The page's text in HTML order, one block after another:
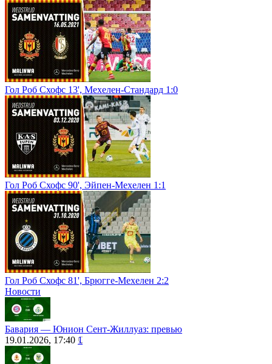
Гол Роб Схофс 13', Мехелен-Стандард 1:0
Гол Роб Схофс 90', Эйпен-Мехелен 1:1
Гол Роб Схофс 81', Брюгге-Мехелен 2:2
Новости
Бавария ― Юнион Сент-Жиллуаз: превью
19.01.2026, 17:40 1